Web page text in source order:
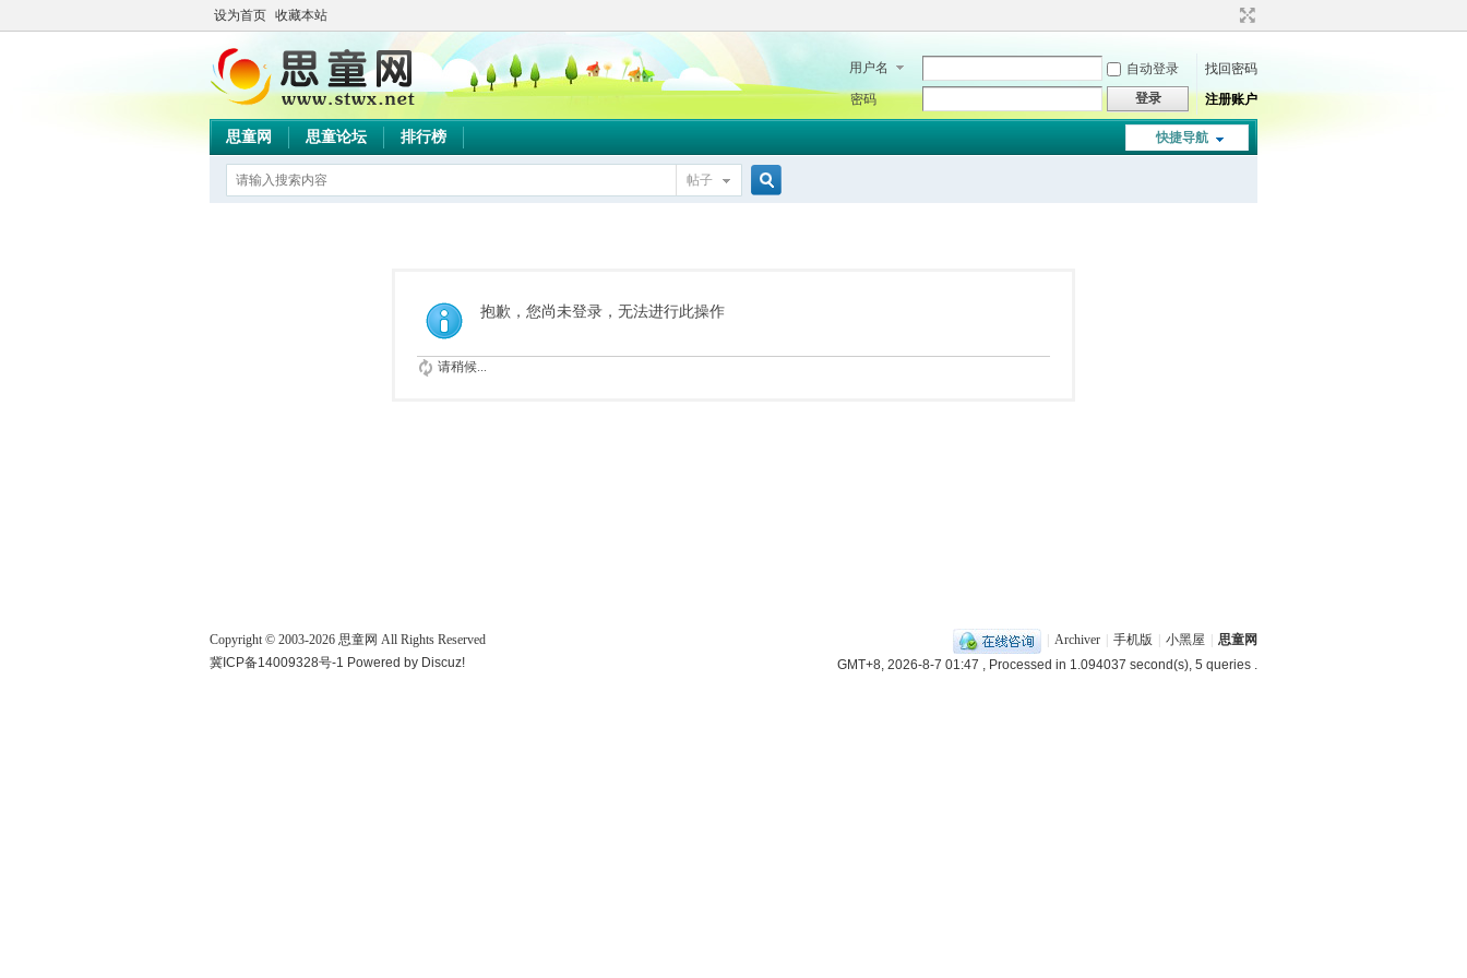
设为首页 收藏本站
用户名 自动登录
找回密码
密码
登录 注册账户
快捷导航
思童网 思童论坛 排行榜
帖子
抱歉，您尚未登录，无法进行此操作
请稍候...
Archiver 手机版 小黑屋
思童网
GMT+8, 2026-8-7 01:47 , Processed in 1.094037 second(s), 5 queries .
Copyright © 2003-2026 思童网 All Rights Reserved
冀ICP备14009328号-1 Powered by Discuz!